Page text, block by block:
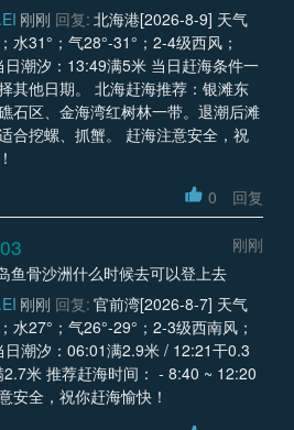
刚刚 回复: 北海港[2026-8-9] 天气
水31°；气28°-31°；2-4级西风；
潮汐：13:49满5米 当日赶海条件一
其他日期。 北海赶海推荐：银滩东
石区、金海湾红树林一带。退潮后滩
合挖螺、抓蟹。 赶海注意安全，祝
0 回复
刚刚
鱼骨沙洲什么时候去可以登上去
刚刚 回复: 官前湾[2026-8-7] 天气
水27°；气26°-29°；2-3级西南风；
潮汐：06:01满2.9米 / 12:21干0.3
米 推荐赶海时间： - 8:40 ~ 12:20
安全，祝你赶海愉快！